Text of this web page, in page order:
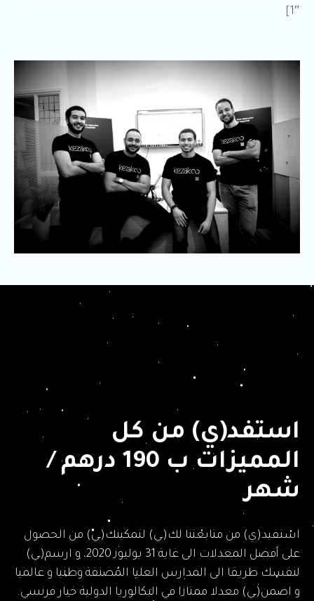
1″]
استفد(ي) من كل
المميزات ب 190 درهم /
شهر
استفيد(ي) من متابعتنا لك(ـي) لتمكينك(ـي) من الحصول
على أفضل المعدلات الى غاية 31 يوليوز 2020، و ارسم(ـي)
لنفسك طريقا الى المدارس العليا المُصنفة وطنيا و عالميا
و اضمن(ـي) معدلا ممتازا في البكالوريا الدولية خيار فرنسي.